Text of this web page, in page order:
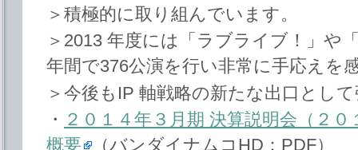
＞積極的に取り組んでいます。
＞2013 年度には「ラブライブ！」や
年間で376公演を行い非常に手応えを
＞今後もIP 軸戦略の新たな出口とし
・ ２０１４年３月期 決算説明会（２
概要
（バンダイナムコHD：PDF）